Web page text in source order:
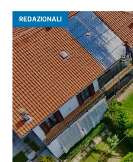
REDAZIONALI